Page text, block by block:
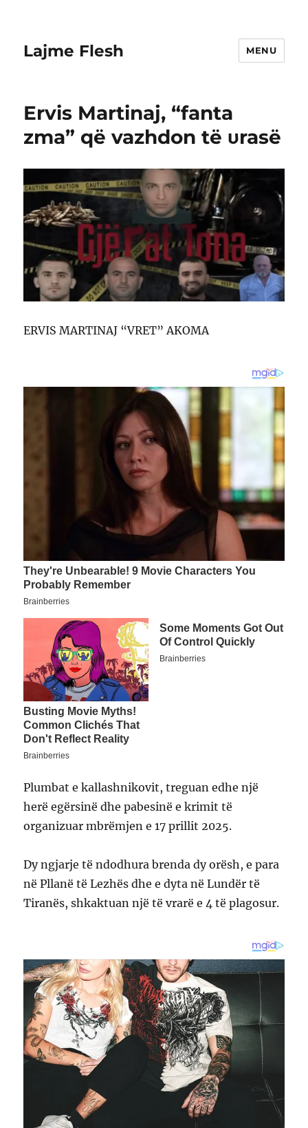
Lajme Flesh MENU
Ervis Martinaj, “fanta
zma” që vazhdon të υrasë
ERVIS MARTINAJ “VRET” AKOMA
Plumbat e kallashnikovit, treguan edhe një
herë egërsinë dhe pabesinë e krimit të
organizuar mbrëmjen e 17 prillit 2025.
Dy ngjarje të ndodhura brenda dy orësh, e para
në Pllanë të Lezhës dhe e dyta në Lundër të
Tiranës, shkaktuan një të vrarë e 4 të plagosur.